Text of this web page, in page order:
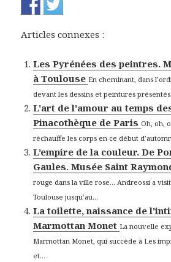
Articles connexes :
Les Pyrénées des peintres.
à Toulouse En cheminant, dans
devant les dessins et peintures
L'art de l'amour au temps
Pinacothèque de Paris Oh, oh,
réchauffe les corps en ce début
L’empire de la couleur. De
Gaules. Musée Saint
rouge dans la ville rose… Andreossi a
Toulouse jusqu’au...
La toilette, naissance de
Marmottan Monet La nouvelle
Marmottan Monet, qui succède à Les
et...